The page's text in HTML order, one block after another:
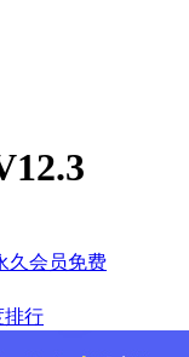
久会员免费
排行